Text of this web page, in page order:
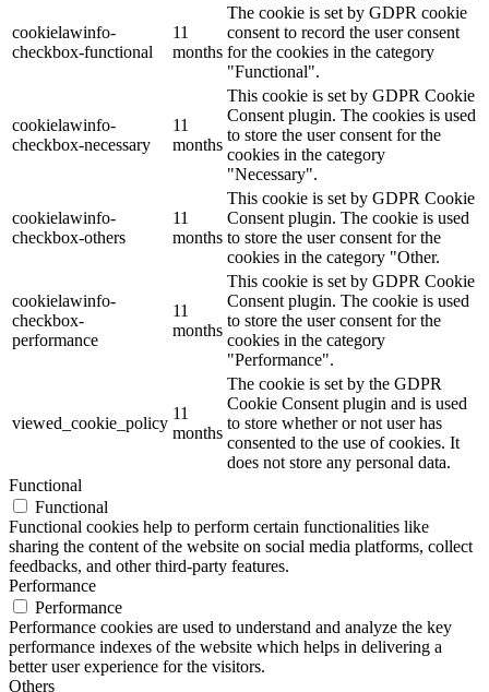
cookielawinfo-
checkbox-functional
11
months
The cookie is set by GDPR cookie
consent to record the user consent
for the cookies in the category
"Functional".
cookielawinfo-
checkbox-necessary
11
months
This cookie is set by GDPR Cookie
Consent plugin. The cookies is used
to store the user consent for the
cookies in the category
"Necessary".
cookielawinfo-
checkbox-others
11
months
This cookie is set by GDPR Cookie
Consent plugin. The cookie is used
to store the user consent for the
cookies in the category "Other.
cookielawinfo-
checkbox-
performance
11
months
This cookie is set by GDPR Cookie
Consent plugin. The cookie is used
to store the user consent for the
cookies in the category
"Performance".
viewed_cookie_policy
11
months
The cookie is set by the GDPR
Cookie Consent plugin and is used
to store whether or not user has
consented to the use of cookies. It
does not store any personal data.
Functional
Functional
Functional cookies help to perform certain functionalities like
sharing the content of the website on social media platforms, collect
feedbacks, and other third-party features.
Performance
Performance
Performance cookies are used to understand and analyze the key
performance indexes of the website which helps in delivering a
better user experience for the visitors.
Others